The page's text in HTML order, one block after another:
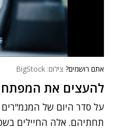
אתם רושמים? צילום: BigStock
להעצים את
על סדר היום של
תחתיהם. אלה החיילים